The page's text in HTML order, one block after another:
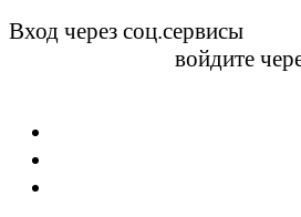
Вход через соц.сервисы
войдите